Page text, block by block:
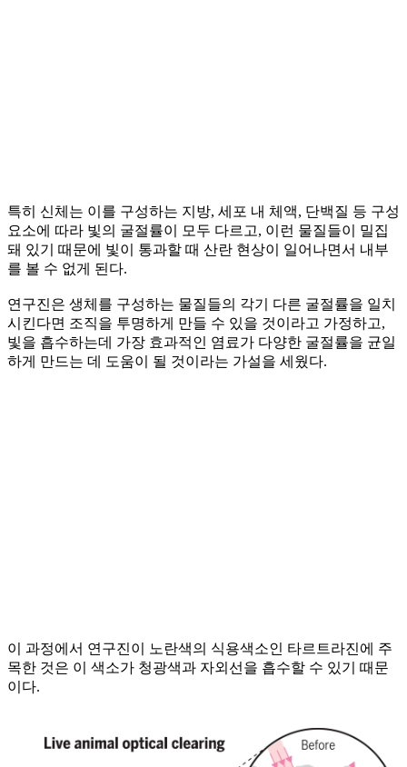
특히 신체는 이를 구성하는 지방, 세포 내 체액, 단백질 등 구성
요소에 따라 빛의 굴절률이 모두 다르고, 이런 물질들이 밀집
돼 있기 때문에 빛이 통과할 때 산란 현상이 일어나면서 내부
를 볼 수 없게 된다.
연구진은 생체를 구성하는 물질들의 각기 다른 굴절률을 일치
시킨다면 조직을 투명하게 만들 수 있을 것이라고 가정하고,
빛을 흡수하는데 가장 효과적인 염료가 다양한 굴절률을 균일
하게 만드는 데 도움이 될 것이라는 가설을 세웠다.
이 과정에서 연구진이 노란색의 식용색소인 타르트라진에 주
목한 것은 이 색소가 청광색과 자외선을 흡수할 수 있기 때문
이다.